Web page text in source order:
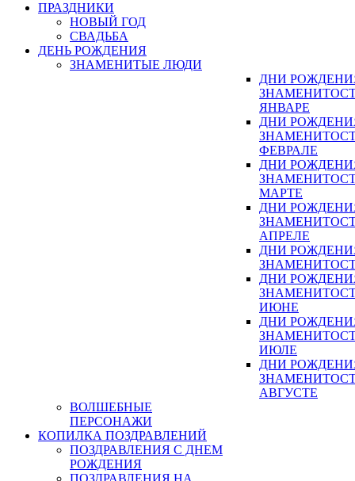
ПРАЗДНИКИ
НОВЫЙ ГОД
СВАДЬБА
ДЕНЬ РОЖДЕНИЯ
ЗНАМЕНИТЫЕ ЛЮДИ
ДНИ
ЯНВАРЕ
ДНИ
ФЕВРАЛЕ
ДНИ
МАРТЕ
ДНИ
АПРЕЛЕ
ДНИ
ДНИ
ИЮНЕ
ДНИ
ИЮЛЕ
ДНИ
АВГУСТЕ
ВОЛШЕБНЫЕ
ПЕРСОНАЖИ
КОПИЛКА ПОЗДРАВЛЕНИЙ
ПОЗДРАВЛЕНИЯ С ДНЕМ
РОЖДЕНИЯ